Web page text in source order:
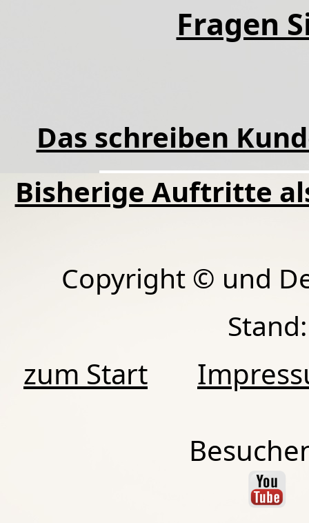
Fragen
Das schreiben
Bisherige Auftritte
Copyright © und
zum Start